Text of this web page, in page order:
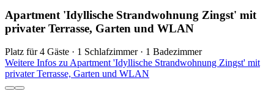
Apartment 'Idyllische Strandwohnung Zingst' mit
privater Terrasse, Garten und WLAN
Platz für 4 Gäste · 1 Schlafzimmer · 1 Badezimmer
Weitere Infos zu Apartment 'Idyllische Strandwohnung Zingst' mit
privater Terrasse, Garten und WLAN